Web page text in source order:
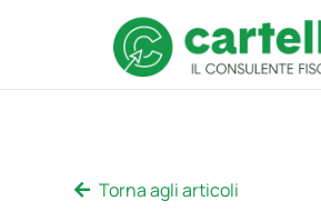
Torna agli articoli